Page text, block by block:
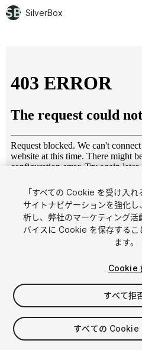
SilverBox
1/ 30
$34
消費税は決済時に計算されます
「すべての Cookie を受け入れ
サイトナビゲーションを強化
析し、弊社のマーケティング
バイスに Cookie を保存するこ
ます。
Cookie
すべて拒
すべての Cookie